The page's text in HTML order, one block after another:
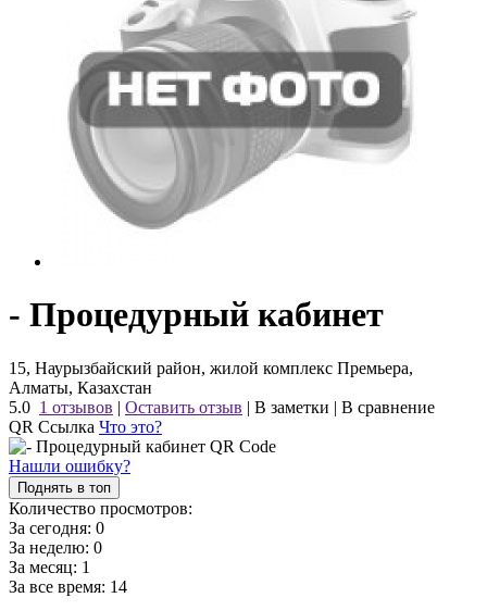
- Процедурный кабинет
15, Наурызбайский район, жилой комплекс Премьера,
Алматы, Казахстан
5.0 1 отзывов | Оставить отзыв | В заметки | В сравнение
QR Ссылка Что это?
Нашли ошибку?
Поднять в топ
Количество просмотров:
За сегодня: 0
За неделю: 0
За месяц: 1
За все время: 14